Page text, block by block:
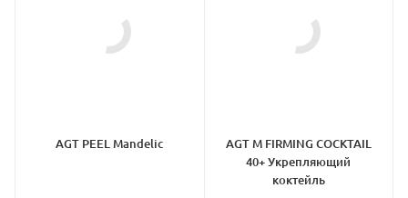
AGT PEEL Mandelic
AGT M FIRMING COCKTAIL
40+ Укрепляющий
коктейль